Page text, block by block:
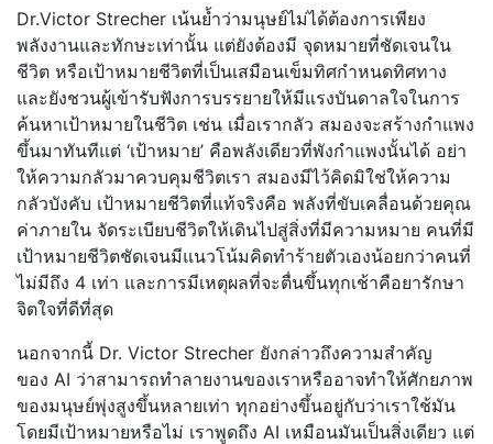
Dr.Victor Strecher เน้นย้ำว่ามนุษย์ไม่ได้ต้องการเพียง
พลังงานและทักษะเท่านั้น แต่ยังต้องมี จุดหมายที่ชัดเจนใน
ชีวิต หรือเป้าหมายชีวิตที่เป็นเสมือนเข็มทิศกำหนดทิศทาง
และยังชวนผู้เข้ารับฟังการบรรยายให้มีแรงบันดาลใจในการ
ค้นหาเป้าหมายในชีวิต เช่น เมื่อเรากลัว สมองจะสร้างกำแพง
ขึ้นมาทันทีแต่ ‘เป้าหมาย’ คือพลังเดียวที่พังกำแพงนั้นได้ อย่า
ให้ความกลัวมาควบคุมชีวิตเรา สมองมีไว้คิดมิใช่ให้ความ
กลัวบังคับ เป้าหมายชีวิตที่แท้จริงคือ พลังที่ขับเคลื่อนด้วยคุณ
ค่าภายใน จัดระเบียบชีวิตให้เดินไปสู่สิ่งที่มีความหมาย คนที่มี
เป้าหมายชีวิตชัดเจนมีแนวโน้มคิดทำร้ายตัวเองน้อยกว่าคนที่
ไม่มีถึง 4 เท่า และการมีเหตุผลที่จะตื่นขึ้นทุกเช้าคือยารักษา
จิตใจที่ดีที่สุด
นอกจากนี้ Dr. Victor Strecher ยังกล่าวถึงความสำคัญ
ของ AI ว่าสามารถทำลายงานของเราหรืออาจทำให้ศักยภาพ
ของมนุษย์พุ่งสูงขึ้นหลายเท่า ทุกอย่างขึ้นอยู่กับว่าเราใช้มัน
โดยมีเป้าหมายหรือไม่ เราพูดถึง AI เหมือนมันเป็นสิ่งเดียว แต่